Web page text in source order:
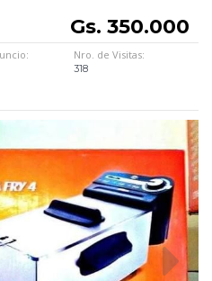
Gs. 350.000
Nro. de Visitas:
318